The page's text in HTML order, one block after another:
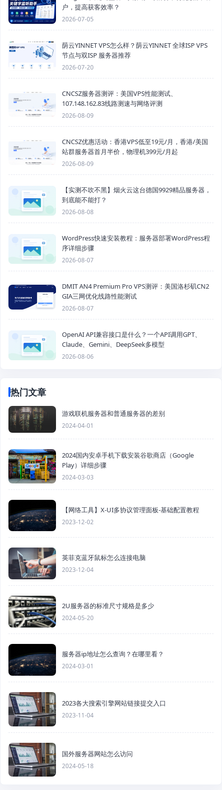
户，提高获客效率？
2026-07-05
荫云YINNET VPS怎么样？荫云YINNET 全球ISP VPS
节点与双ISP 服务器推荐
2026-07-20
CNCSZ服务器测评：美国VPS性能测试、
107.148.162.83线路测速与网络评测
2026-08-09
CNCSZ优惠活动：香港VPS低至19元/月，香港/美国
站群服务器首月半价，物理机399元/月起
2026-08-09
【实测不吹不黑】烟火云这台德国9929精品服务器，
到底能不能打？
2026-08-08
WordPress快速安装教程：服务器部署WordPress程
序详细步骤
2026-08-07
DMIT AN4 Premium Pro VPS测评：美国洛杉矶CN2
GIA三网优化线路性能测试
2026-08-07
OpenAI API兼容接口是什么？一个API调用GPT、
Claude、Gemini、DeepSeek多模型
2026-08-06
热门文章
游戏联机服务器和普通服务器的差别
2024-04-01
2024国内安卓手机下载安装谷歌商店（Google
Play）详细步骤
2024-03-03
【网络工具】X-UI多协议管理面板-基础配置教程
2023-12-02
英菲克蓝牙鼠标怎么连接电脑
2023-12-04
2U服务器的标准尺寸规格是多少
2024-05-20
服务器ip地址怎么查询？在哪里看？
2024-03-01
2023各大搜索引擎网站链接提交入口
2023-11-04
国外服务器网站怎么访问
2024-05-18